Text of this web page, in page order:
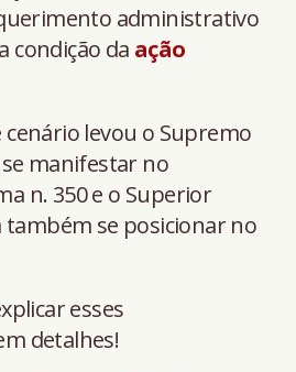
administrativo
condição da ação
cenário levou o Supremo
manifestar no
n. 350 e o Superior
também se posicionar no
esses
detalhes!